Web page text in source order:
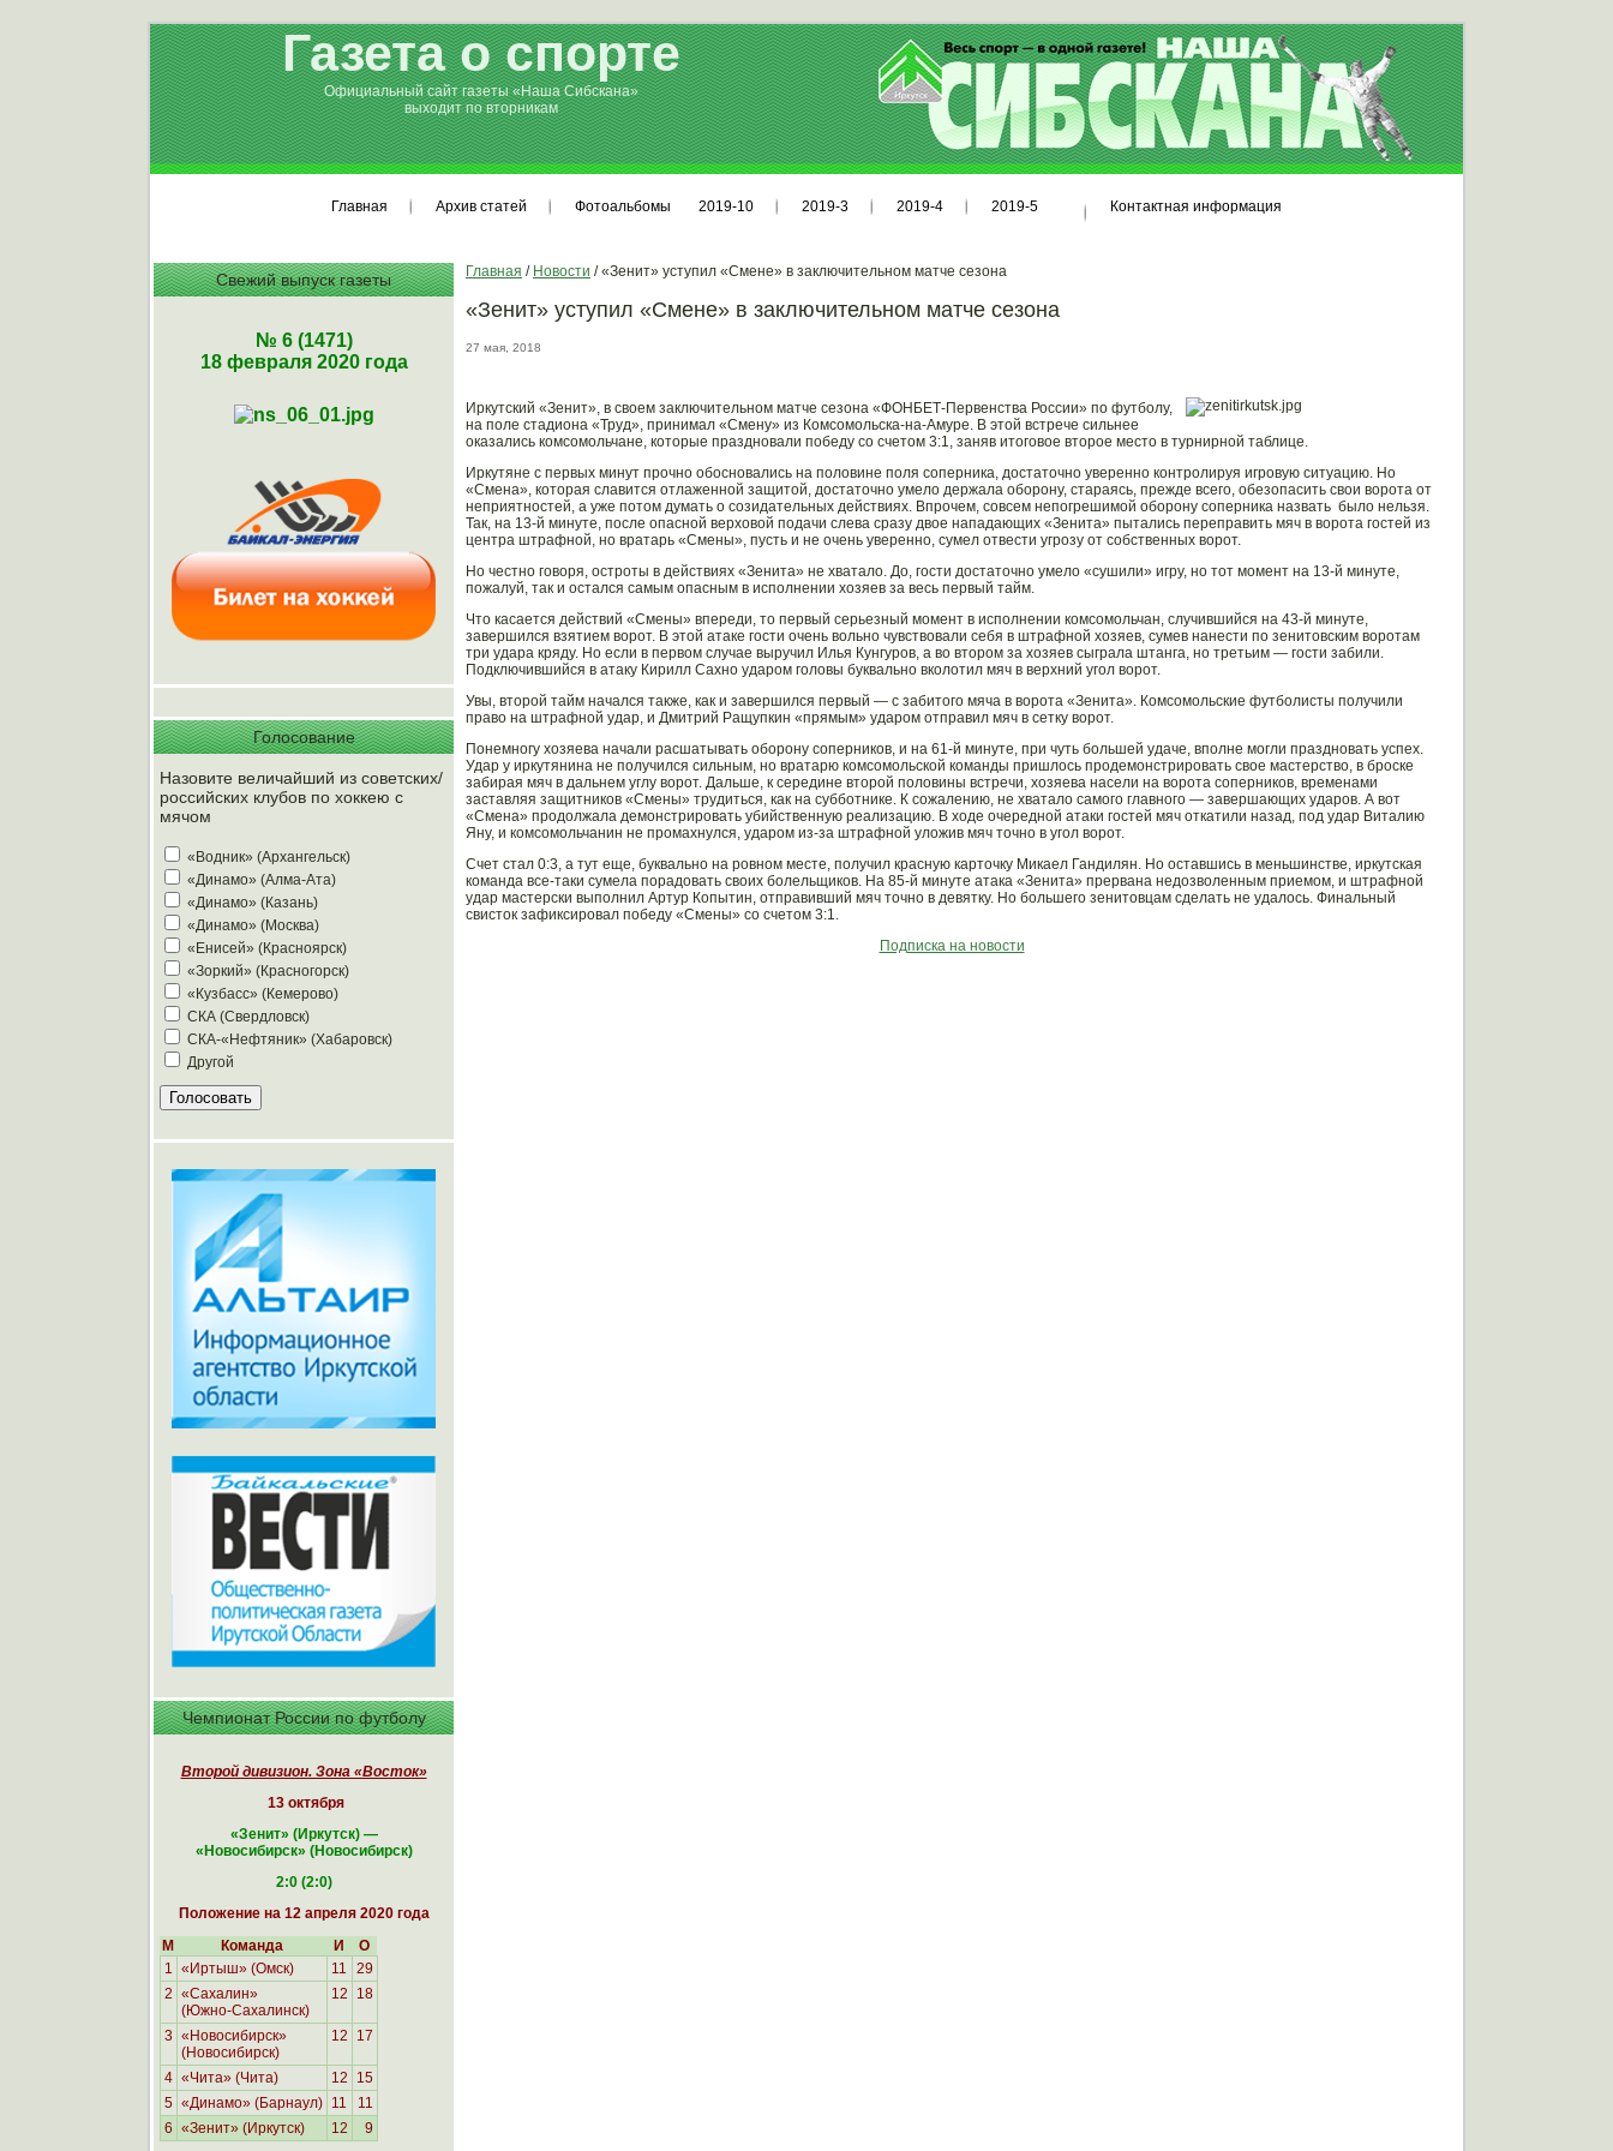
Газета о спорте
Официальный сайт газеты «Наша Сибскана»
выходит по вторникам
Главная Архив статей Фотоальбомы 2019-10 2019-3 2019-4 2019-5 Контактная информация
Свежий выпуск газеты
№ 6 (1471)
18 февраля 2020 года
Голосование
Назовите величайший из советских/
российских клубов по хоккею с
мячом
«Водник» (Архангельск)
«Динамо» (Алма-Ата)
«Динамо» (Казань)
«Динамо» (Москва)
«Енисей» (Красноярск)
«Зоркий» (Красногорск)
«Кузбасс» (Кемерово)
СКА (Свердловск)
СКА-«Нефтяник» (Хабаровск)
Другой
Чемпионат России по футболу
Второй дивизион. Зона «Восток»
13 октября
«Зенит» (Иркутск) —
«Новосибирск» (Новосибирск)
2:0 (2:0)
Положение на 12 апреля 2020 года
М
Команда И
О
1
«Иртыш» (Омск) 11
29
2 «Сахалин»
(Южно-Сахалинск)
12 18
3 «Новосибирск»
(Новосибирск)
12 17
4 «Чита» (Чита) 12
15
5 «Динамо» (Барнаул) 11
11
6 «Зенит» (Иркутск) 12 9
Главная / Новости / «Зенит» уступил «Смене» в заключительном матче сезона
«Зенит» уступил «Смене» в заключительном матче сезона
27 мая, 2018
Иркутский «Зенит», в своем заключительном матче сезона «ФОНБЕТ-Первенства России» по футболу,
на поле стадиона «Труд», принимал «Смену» из Комсомольска-на-Амуре. В этой встрече сильнее
оказались комсомольчане, которые праздновали победу со счетом 3:1, заняв итоговое второе место в турнирной таблице.
Иркутяне с первых минут прочно обосновались на половине поля соперника, достаточно уверенно контролируя игровую ситуацию. Но
«Смена», которая славится отлаженной защитой, достаточно умело держала оборону, стараясь, прежде всего, обезопасить свои ворота от
неприятностей, а уже потом думать о созидательных действиях. Впрочем, совсем непогрешимой оборону соперника назвать было нельзя.
Так, на 13-й минуте, после опасной верховой подачи слева сразу двое нападающих «Зенита» пытались переправить мяч в ворота гостей из
центра штрафной, но вратарь «Смены», пусть и не очень уверенно, сумел отвести угрозу от собственных ворот.
Но честно говоря, остроты в действиях «Зенита» не хватало. До, гости достаточно умело «сушили» игру, но тот момент на 13-й минуте,
пожалуй, так и остался самым опасным в исполнении хозяев за весь первый тайм.
Что касается действий «Смены» впереди, то первый серьезный момент в исполнении комсомольчан, случившийся на 43-й минуте,
завершился взятием ворот. В этой атаке гости очень вольно чувствовали себя в штрафной хозяев, сумев нанести по зенитовским воротам
три удара кряду. Но если в первом случае выручил Илья Кунгуров, а во втором за хозяев сыграла штанга, но третьим — гости забили.
Подключившийся в атаку Кирилл Сахно ударом головы буквально вколотил мяч в верхний угол ворот.
Увы, второй тайм начался также, как и завершился первый — с забитого мяча в ворота «Зенита». Комсомольские футболисты получили
право на штрафной удар, и Дмитрий Ращупкин «прямым» ударом отправил мяч в сетку ворот.
Понемногу хозяева начали расшатывать оборону соперников, и на 61-й минуте, при чуть большей удаче, вполне могли праздновать успех.
Удар у иркутянина не получился сильным, но вратарю комсомольской команды пришлось продемонстрировать свое мастерство, в броске
забирая мяч в дальнем углу ворот. Дальше, к середине второй половины встречи, хозяева насели на ворота соперников, временами
заставляя защитников «Смены» трудиться, как на субботнике. К сожалению, не хватало самого главного — завершающих ударов. А вот
«Смена» продолжала демонстрировать убийственную реализацию. В ходе очередной атаки гостей мяч откатили назад, под удар Виталию
Яну, и комсомольчанин не промахнулся, ударом из-за штрафной уложив мяч точно в угол ворот.
Счет стал 0:3, а тут еще, буквально на ровном месте, получил красную карточку Микаел Гандилян. Но оставшись в меньшинстве, иркутская
команда все-таки сумела порадовать своих болельщиков. На 85-й минуте атака «Зенита» прервана недозволенным приемом, и штрафной
удар мастерски выполнил Артур Копытин, отправивший мяч точно в девятку. Но большего зенитовцам сделать не удалось. Финальный
свисток зафиксировал победу «Смены» со счетом 3:1.
Подписка на новости